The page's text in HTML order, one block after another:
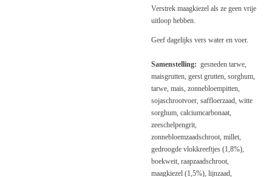
Verstrek maagkiezel als ze geen vrije
uitloop hebben.
Geef dagelijks vers water en voer.
Samenstelling: gesneden tarwe,
maisgrutten, gerst grutten, sorghum,
tarwe, mais, zonnebloempitten,
sojaschrootvoer, saffloerzaad, witte
sorghum, calciumcarbonaat,
zeeschelpengrit,
zonnebloemzaadschroot, millet,
gedroogde vlokkreeftjes (1,8%),
boekweit, raapzaadschroot,
maagkiezel (1,5%), lijnzaad,